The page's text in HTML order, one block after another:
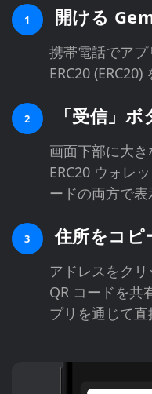
1 開ける
携帯電話でア
ERC20 (ERC20)
2 「受信」
画面下部に大き
ERC20 ウォレ
ードの両方で表
3 住所をコピ
アドレスをクリ
QR コードを共
プリを通じて直